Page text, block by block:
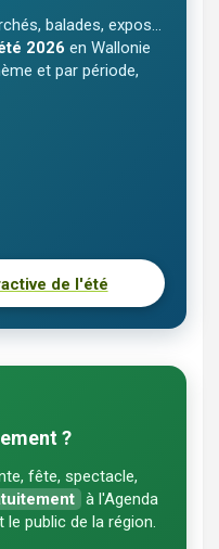
balades, expos…
2026 en Wallonie
et par période,
de l'été
?
fête, spectacle,
à l'Agenda
public de la région.